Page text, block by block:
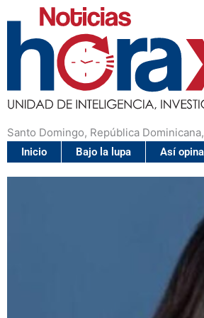
Santo Domingo, República
Inicio Bajo la lupa Así